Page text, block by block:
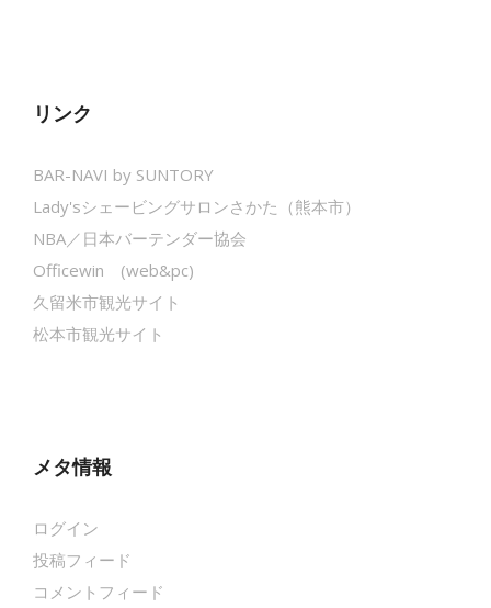
リンク
BAR-NAVI by SUNTORY
Lady'sシェービングサロンさかた（熊本市）
NBA／日本バーテンダー協会
Officewin (web&pc)
久留米市観光サイト
松本市観光サイト
メタ情報
ログイン
投稿フィード
コメントフィード